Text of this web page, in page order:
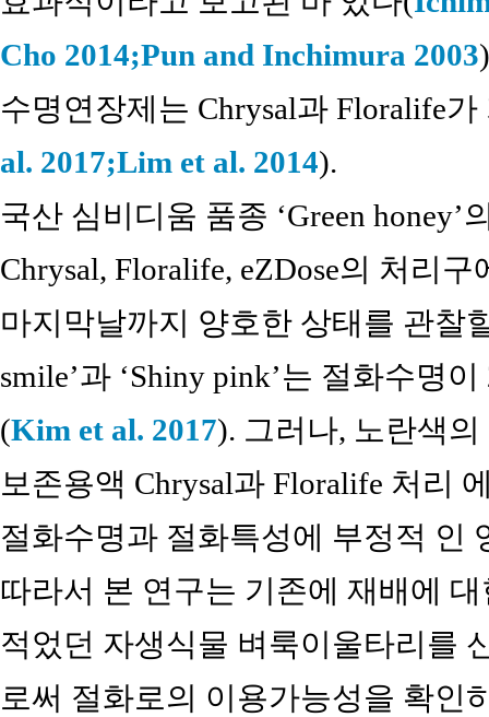
Cho 2014;Pun and Inchimura 2003
수명연장제는 Chrysal과 Floralife
al. 2017;Lim et al. 2014).
국산 심비디움 품종 ‘Green
Chrysal, Floralife, eZDose의 처리
마지막날까지 양호한 상태를 관찰
smile’과 ‘Shiny pink’는 절화수명
(Kim et al. 2017). 그러나, 노란색
보존용액 Chrysal과 Floralife 처리
절화수명과 절화특성에 부정적 인
따라서 본 연구는 기존에 재배에
적었던 자생식물 벼룩이울타리를
로써 절화로의 이용가능성을 확인